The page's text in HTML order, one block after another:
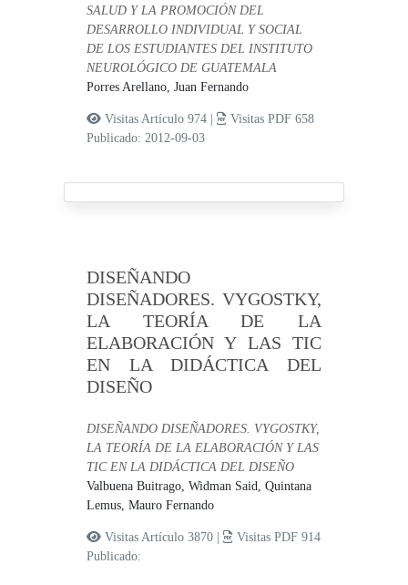
SALUD Y LA PROMOCIÓN DEL
DESARROLLO INDIVIDUAL Y SOCIAL
DE LOS ESTUDIANTES DEL INSTITUTO
NEUROLÓGICO DE GUATEMALA
Porres Arellano, Juan Fernando
Visitas Artículo 974 |
Visitas PDF 658
Publicado: 2012-09-03
DISEÑANDO
DISEÑADORES. VYGOSTKY,
LA TEORÍA DE LA
ELABORACIÓN Y LAS TIC
EN LA DIDÁCTICA DEL
DISEÑO
DISEÑANDO DISEÑADORES. VYGOSTKY,
LA TEORÍA DE LA ELABORACIÓN Y LAS
TIC EN LA DIDÁCTICA DEL DISEÑO
Valbuena Buitrago, Widman Said,Quintana
Lemus, Mauro Fernando
Visitas Artículo 3870 |
Visitas PDF 914
Publicado: